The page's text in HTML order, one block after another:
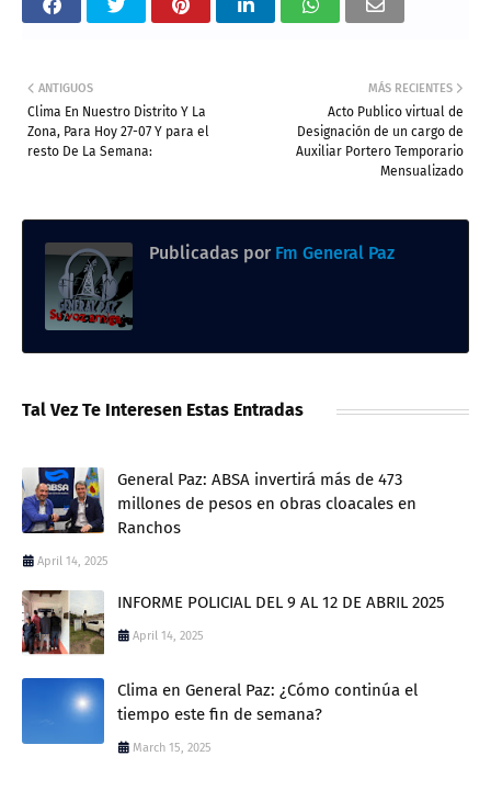
MÁS RECIENTES
Acto Publico virtual de
Designación de un cargo de
Auxiliar Portero Temporario
Mensualizado
ANTIGUOS
Clima En Nuestro Distrito Y La
Zona, Para Hoy 27-07 Y para el
resto De La Semana:
Publicadas por Fm General Paz
Tal Vez Te Interesen Estas Entradas
General Paz: ABSA invertirá más de 473
millones de pesos en obras cloacales en
Ranchos
April 14, 2025
INFORME POLICIAL DEL 9 AL 12 DE ABRIL 2025
April 14, 2025
Clima en General Paz: ¿Cómo continúa el
tiempo este fin de semana?
March 15, 2025